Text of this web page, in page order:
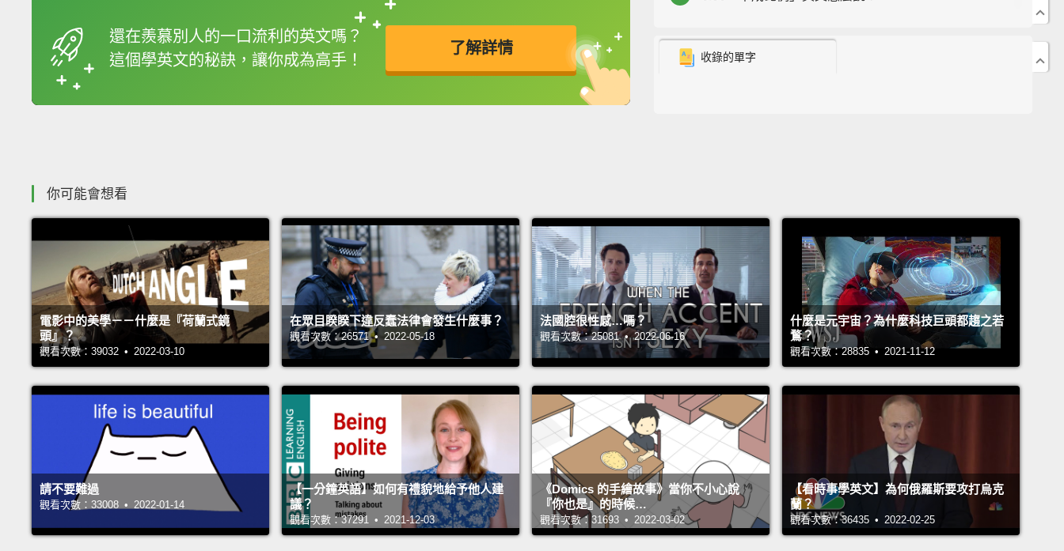
還在羨慕別人的一口流利的英文嗎？
這個學英文的秘訣，讓你成為高手！
了解詳情
框選或點兩下字幕可以直接查字典喔！
22:32「小酌一杯」的英文怎麼說!
25:13 "demonstrate"的中文是什麼？
主持人：John Drummond 陽昊恩
來賓：Ivan Yanakov
翻譯：Stephanie
#NG英文#希平方學英文#知名鋼琴演奏家
收錄的單字
你可能會想看
電影中的美學－－什麼是『荷蘭式鏡
頭』？
觀看次數：39032 • 2022-03-10
在眾目睽睽下違反蠢法律會發生什麼事？
觀看次數：26571 • 2022-05-18
法國腔很性感…嗎？
觀看次數：25081 • 2022-06-16
什麼是元宇宙？為什麼科技巨頭都趨之若
鶩？
觀看次數：28835 • 2021-11-12
請不要難過
觀看次數：33008 • 2022-01-14
【一分鐘英語】如何有禮貌地給予他人建
議？
觀看次數：37291 • 2021-12-03
《Domics 的手繪故事》當你不小心說
『你也是』的時候…
觀看次數：31693 • 2022-03-02
【看時事學英文】為何俄羅斯要攻打烏克
蘭？
觀看次數：36435 • 2022-02-25